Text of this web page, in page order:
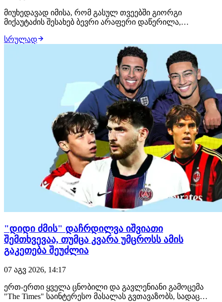
მიუხედავად იმისა, რომ გასულ თვეებში გიორგი
მიქაუტაძის შესახებ ბევრი არაფერი დაწერილა,
ფანჯრის ერთ-ერთ მოთხოვნად ფეხბურთელად ამ
დრომდე რჩება. როგორც ჩვენთვის ხდება ცნობილი,
ქართველი თავდამსხმელით ტოტენჰემი ინტერესდება.
ლონდონური კლუბი შეტევის…
სრულად
"დიდი ძმის" დაჩრდილვა იშვიათი
შემთხვევაა, თუმცა კვარა უმცროსს ამის
გაკეთება შეუძლია
07 აგვ 2026, 14:17
ერთ-ერთი ყველა ცნობილი და გავლენიანი გამოცემა
"The Times" საინტერესო მასალას გვთავაზობს, სადაც